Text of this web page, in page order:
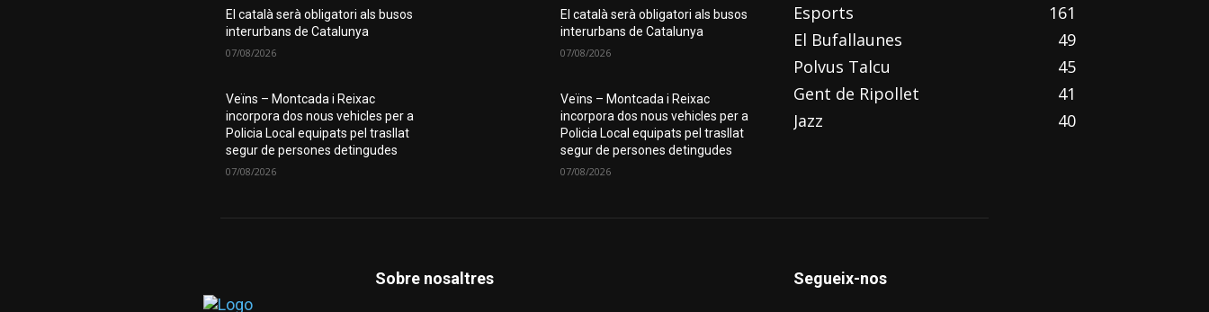
El català serà obligatori als busos
interurbans de Catalunya
07/08/2026
Veïns – Montcada i Reixac
incorpora dos nous vehicles per a
Policia Local equipats pel trasllat
segur de persones detingudes
07/08/2026
El català serà obligatori als busos
interurbans de Catalunya
07/08/2026
Veïns – Montcada i Reixac
incorpora dos nous vehicles per a
Policia Local equipats pel trasllat
segur de persones detingudes
07/08/2026
Esports
161
El Bufallaunes
49
Polvus Talcu
45
Gent de Ripollet
41
Jazz
40
Sobre nosaltres Segueix-nos